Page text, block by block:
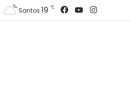
Santos 19 ℃ Facebook
YouTubeInstagram